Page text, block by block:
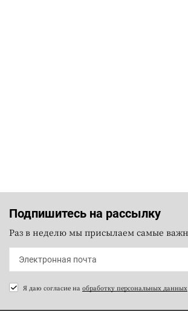
Подпишитесь на рассылку
Раз в неделю мы присылаем самые
Я даю согласие на обработку персональных данных